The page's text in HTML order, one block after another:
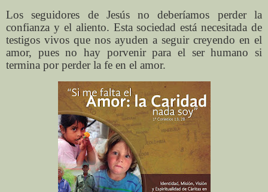
Los seguidores de Jesús no deberíamos perder la
confianza y el aliento. Esta sociedad está necesitada de
testigos vivos que nos ayuden a seguir creyendo en el
amor, pues no hay porvenir para el ser humano si
termina por perder la fe en el amor.